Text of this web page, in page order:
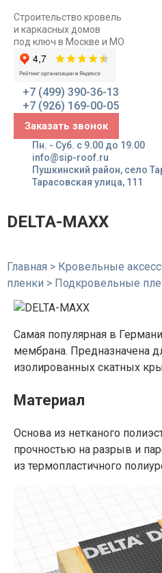
Строительство кровель
и каркасных домов
под ключ в Москве и МО
+7 (499) 390-36-13
+7 (926) 169-00-05
Заказать звонок
Пн. - Суб. с 9.00 до 19.00
info@sip-roof.ru
Пушкинский район, село
Тарасовская улица, 111
DELTA-MAXX
Главная > Кровельные
пленки > Подкровельные
Самая популярная в
мембрана. Предназначена
изолированных скатных
Материал
Основа из нетканого
прочностью на разрыв и
из термопластичного